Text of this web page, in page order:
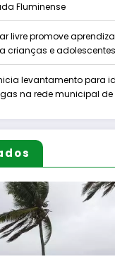
Fluminense
livre promove
crianças e
levantamento para
na rede municipal de